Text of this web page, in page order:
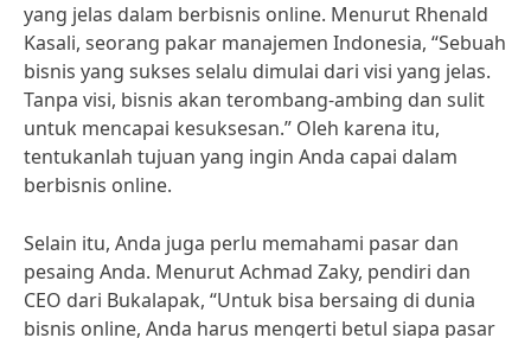
yang jelas dalam berbisnis online. Menurut Rhenald
Kasali, seorang pakar manajemen Indonesia, “Sebuah
bisnis yang sukses selalu dimulai dari visi yang jelas.
Tanpa visi, bisnis akan terombang-ambing dan sulit
untuk mencapai kesuksesan.” Oleh karena itu,
tentukanlah tujuan yang ingin Anda capai dalam
berbisnis online.
Selain itu, Anda juga perlu memahami pasar dan
pesaing Anda. Menurut Achmad Zaky, pendiri dan
CEO dari Bukalapak, “Untuk bisa bersaing di dunia
bisnis online, Anda harus mengerti betul siapa pasar